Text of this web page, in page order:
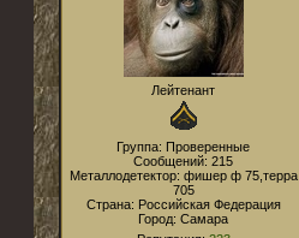
Лейтенант
Группа: Проверенные
Сообщений: 215
Металлодетектор: фишер ф 75,терра
705
Страна: Российская Федерация
Город: Самара